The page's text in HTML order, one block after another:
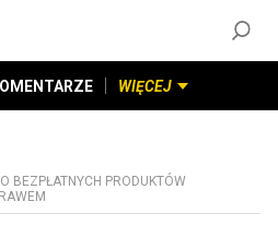
WIĘCEJ
BEZPŁATNYCH PRODUKTÓW